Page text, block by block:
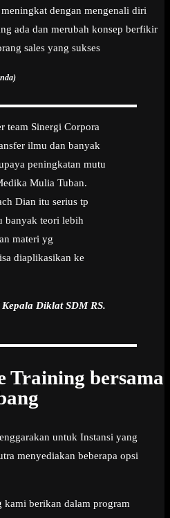
dengan mengenali diri
ada dan merubah konsep berfikir
sales yang sukses
team Sinergi Corpora
ilmu dan banyak
peningkatan mutu
Mulia Tuban.
Dian itu serius tp
banyak teori lebih
materi yg
diaplikasikan ke
Diklat SDM RS.
Training bersama
untuk Instansi yang
menyediakan beberapa opsi
kami berikan dalam program